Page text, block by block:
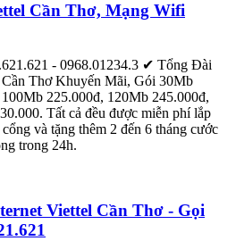
Cần Thơ, Mạng Wifi
- 0968.01234.3 ✔‎ Tổng Đài
Thơ Khuyến Mãi, Gói 30Mb
225.000đ, 120Mb 245.000đ,
Tất cả đều được miễn phí lắp
và tặng thêm 2 đến 6 tháng cước
trong 24h.
Viettel Cần Thơ - Gọi